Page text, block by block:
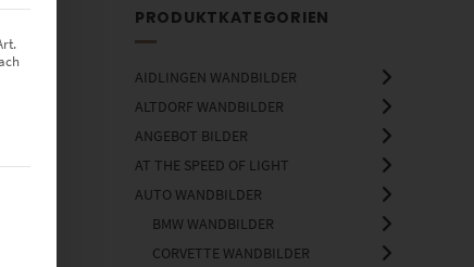
PRODUKTKATEGORIEN
AIDLINGEN WANDBILDER
ALTDORF WANDBILDER
ANGEBOT BILDER
AT THE SPEED OF LIGHT
AUTO WANDBILDER
BMW WANDBILDER
CORVETTE WANDBILDER
kann. Die erste Service-Gruppe ist essenziell und kann nicht